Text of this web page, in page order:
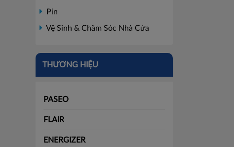
Pin
Vệ Sinh & Chăm Sóc Nhà Cửa
THƯƠNG HIỆU
PASEO
FLAIR
ENERGIZER